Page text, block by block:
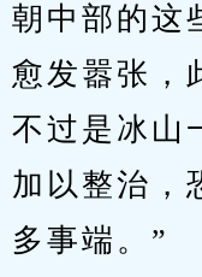
朝中部的这
愈发嚣张，
不过是冰山
加以整治，
多事端。”